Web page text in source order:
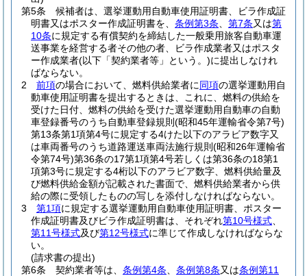
第5条
候補者は、選挙運動用自動車使用証明書、ビラ作成証
明書又はポスター作成証明書を、 条例第3条 第7条又は第
10条に規定する有償契約を締結した一般乗用旅客自動車運
送事業を経営する者その他の者、ビラ作成業者又はポスタ
ー作成業者(以下「契約業者等」という。)に提出しなけれ
ばならない。
2
前項の場合において、燃料供給業者に同項の選挙運動用自
動車使用証明書を提出するときは、これに、燃料の供給を
受けた日付、燃料の供給を受けた選挙運動用自動車の自動
車登録番号のうち自動車登録規則 (昭和45年運輸省令第7号)
第13条第1項第4号に規定する4けた以下のアラビア数字又
は車両番号のうち道路運送車両法施行規則 (昭和26年運輸省
令第74号)第36条の17第1項第4号若しくは第36条の18第1
項第3号に規定する4桁以下のアラビア数字、燃料供給量及
び燃料供給金額が記載された書面で、燃料供給業者から供
給の際に受領したものの写しを添付しなければならない。
3
第1項に規定する選挙運動用自動車使用証明書、ポスター
作成証明書及びビラ作成証明書は、それぞれ第10号様式
第11号様式及び第12号様式に準じて作成しなければならな
い。
(請求書の提出)
第6条
契約業者等は、 条例第4条 条例第8条又は条例第11